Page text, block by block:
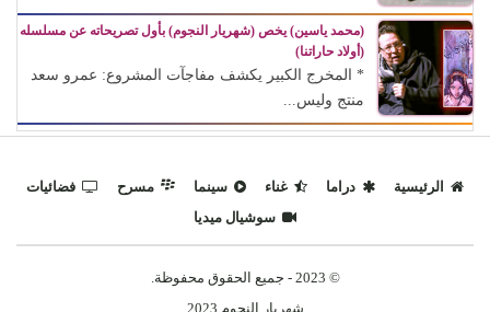
(محمد ياسين) يخص (شهريار النجوم) بأول تصريحاته عن مسلسله
(أولاد حاراتنا)
* المخرج الكبير يكشف مفاجآت المشروع: عمرو سعد
منتج وليس...
الرئيسية دراما غناء سينما مسرح
فضائيات
سوشيال ميديا
© 2023 - جميع الحقوق محفوظة.
شهريار النجوم 2023